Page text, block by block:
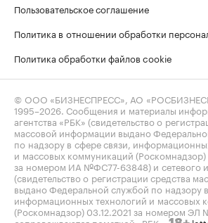
Пользовательское соглашение
Политика в отношении обработки
Политика обработки файлов cookie
© ООО «БИЗНЕСПРЕСС», АО
1995–2026 . Сообщения и материалы
агентства «РБК» (свидетельство о
массовой информации выдано
по надзору в сфере связи,
и массовых коммуникаций (Роскомнадзор)
за номером ИА №ФС77-63848) и сетевого
(свидетельство о регистрации средства
выдано Федеральной службой по надзору
информационных технологий и массовых
(Роскомнадзор) 03.12.2021 за номером